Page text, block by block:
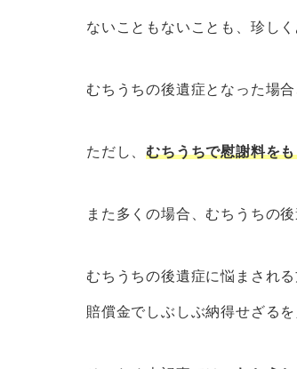
肩こりや頭痛
後遺症と後遺障害
後遺障害等級認定
2.後遺障害逸失利
ないこともないことも、珍しく
むちうちの後遺症となった場
ただし、むちうちで慰謝料を
また多くの場合、むちうちの
むちうちの後遺症に悩まされ
賠償金でしぶしぶ納得せざる